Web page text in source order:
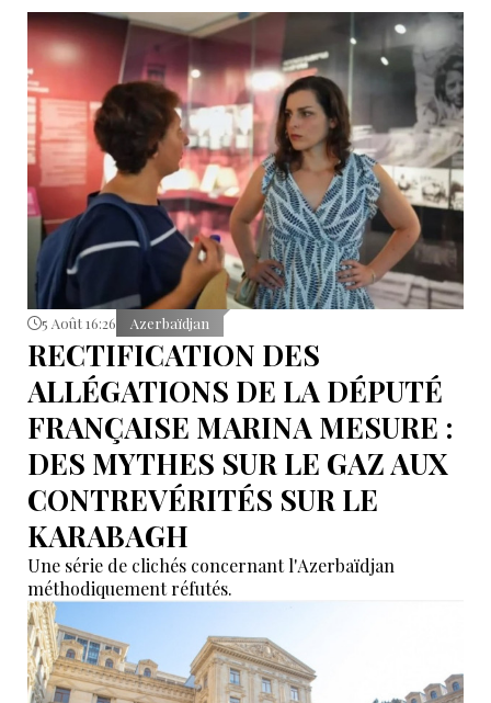
5 Août 16:26 Azerbaïdjan
RECTIFICATION DES
ALLÉGATIONS DE LA DÉPUTÉ
FRANÇAISE MARINA MESURE :
DES MYTHES SUR LE GAZ AUX
CONTREVÉRITÉS SUR LE
KARABAGH
Une série de clichés concernant l'Azerbaïdjan
méthodiquement réfutés.